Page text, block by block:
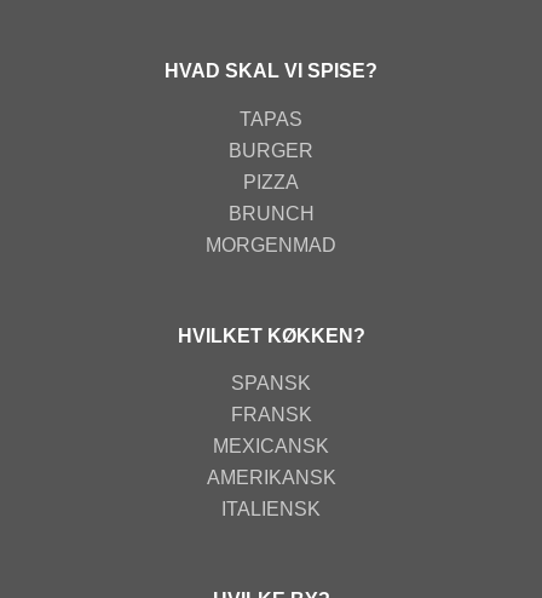
HVAD SKAL VI SPISE?
TAPAS
BURGER
PIZZA
BRUNCH
MORGENMAD
HVILKET KØKKEN?
SPANSK
FRANSK
MEXICANSK
AMERIKANSK
ITALIENSK